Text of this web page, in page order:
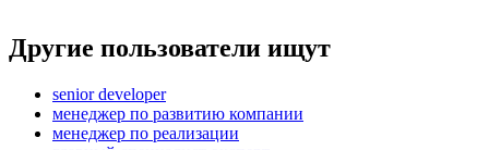
Другие пользователи ищут
senior developer
менеджер по развитию компании
менеджер по реализации